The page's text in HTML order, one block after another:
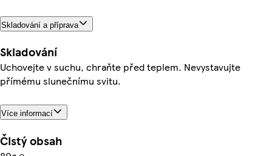
Skladování a příprava
Skladování
Uchovejte v suchu, chraňte před teplem. Nevystavujte
přímému slunečnímu svitu.
Více informací
Čistý obsah